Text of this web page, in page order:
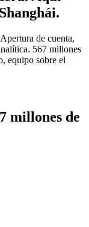
de cuenta,
567 millones
equipo sobre el
millones de